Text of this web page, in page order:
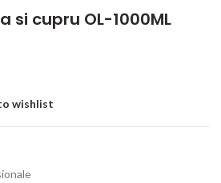
si cupru OL-1000ML
wishlist